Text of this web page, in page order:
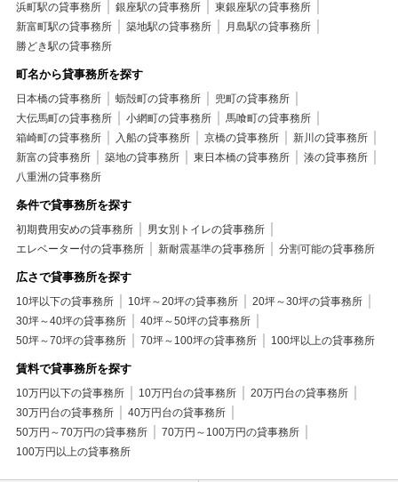
浜町駅の貸事務所
銀座駅の貸事務所
東銀座駅の貸事務所
新富町駅の貸事務所
築地駅の貸事務所
月島駅の貸事務所
勝どき駅の貸事務所
町名から貸事務所を探す
日本橋の貸事務所 蛎殻町の貸事務所
兜町の貸事務所
大伝馬町の貸事務所
小網町の貸事務所
馬喰町の貸事務所
箱崎町の貸事務所
入船の貸事務所 京橋の貸事務所
新川の貸事務所
新富の貸事務所
築地の貸事務所 東日本橋の貸事務所
湊の貸事務所
八重洲の貸事務所
条件で貸事務所を探す
初期費用安めの貸事務所
男女別トイレの貸事務所
エレベーター付の貸事務所
新耐震基準の貸事務所 分割可能の貸事務所
広さで貸事務所を探す
10坪以下の貸事務所 10坪～20坪の貸事務所
20坪～30坪の貸事務所
30坪～40坪の貸事務所
40坪～50坪の貸事務所
50坪～70坪の貸事務所
70坪～100坪の貸事務所 100坪以上の貸事務所
賃料で貸事務所を探す
10万円以下の貸事務所 10万円台の貸事務所
20万円台の貸事務所
30万円台の貸事務所
40万円台の貸事務所
50万円～70万円の貸事務所
70万円～100万円の貸事務所
100万円以上の貸事務所